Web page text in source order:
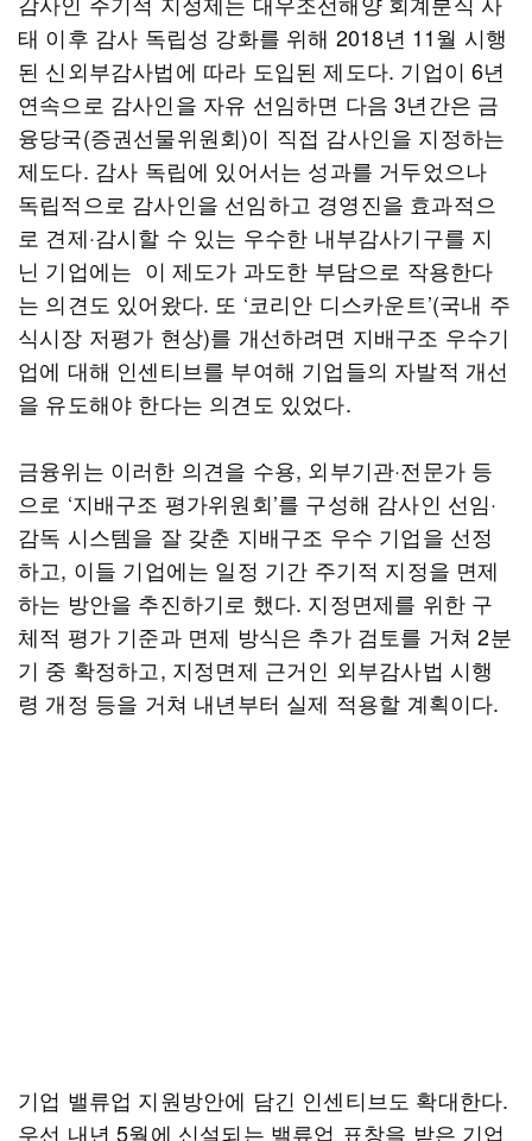
태 이후 감사 독립성 강화를 위해 2018년 11월 시행
된 신외부감사법에 따라 도입된 제도다. 기업이 6년
연속으로 감사인을 자유 선임하면 다음 3년간은 금
융당국(증권선물위원회)이 직접 감사인을 지정하는
제도다. 감사 독립에 있어서는 성과를 거두었으나
독립적으로 감사인을 선임하고 경영진을 효과적으
로 견제·감시할 수 있는 우수한 내부감사기구를 지
닌 기업에는 이 제도가 과도한 부담으로 작용한다
는 의견도 있어왔다. 또 ‘코리안 디스카운트’(국내 주
식시장 저평가 현상)를 개선하려면 지배구조 우수기
업에 대해 인센티브를 부여해 기업들의 자발적 개선
을 유도해야 한다는 의견도 있었다.
금융위는 이러한 의견을 수용, 외부기관·전문가 등
으로 ‘지배구조 평가위원회’를 구성해 감사인 선임·
감독 시스템을 잘 갖춘 지배구조 우수 기업을 선정
하고, 이들 기업에는 일정 기간 주기적 지정을 면제
하는 방안을 추진하기로 했다. 지정면제를 위한 구
체적 평가 기준과 면제 방식은 추가 검토를 거쳐 2분
기 중 확정하고, 지정면제 근거인 외부감사법 시행
령 개정 등을 거쳐 내년부터 실제 적용할 계획이다.
기업 밸류업 지원방안에 담긴 인센티브도 확대한다.
우선 내년 5월에 신설되는 밸류업 표창을 받은 기업